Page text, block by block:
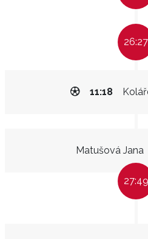
26:27
11:18
Matušová Jana
27:49